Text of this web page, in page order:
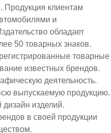
Продукция клиентам
и
обладает
50 товарных знаков.
товарные
известных брендов.
деятельность.
выпускаемую продукцию.
изделий.
в своей продукции